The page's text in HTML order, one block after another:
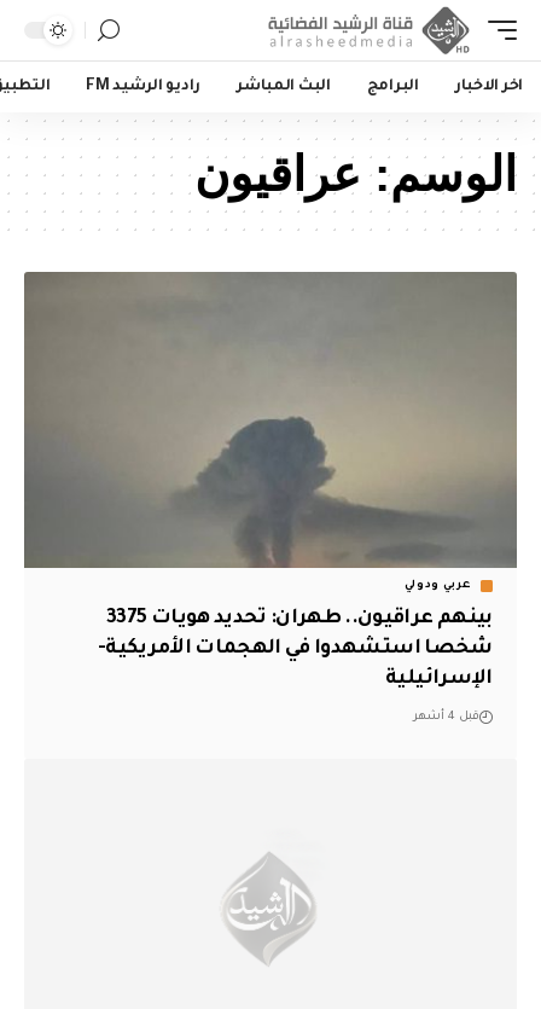
اخر الاخبار البرامج البث المباشر راديو الرشيد FM
الوسم: عراقيون
عربي ودولي
بينهم عراقيون.. طهران: تحديد هويات 3375
شخصا استشهدوا في الهجمات الأمريكية-
الإسرائيلية
قبل 4 أشهر